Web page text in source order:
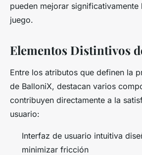
pueden mejorar significativamente
juego.
Elementos Distintivos
Entre los atributos que definen la
de BalloniX, destacan varios
contribuyen directamente a la
usuario:
Interfaz de usuario intuitiva
minimizar fricción